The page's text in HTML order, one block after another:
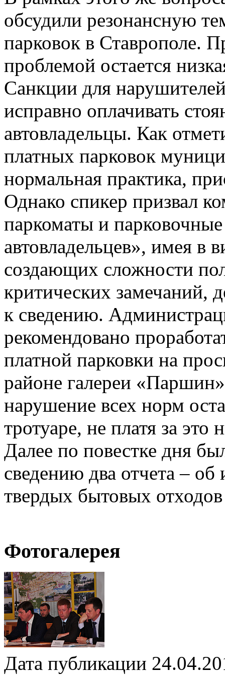
обсудили резонансную
парковок в Ставрополе.
проблемой остается
Санкции для
исправно оплачивать
автовладельцы. Как
платных парковок
нормальная практика,
Однако спикер призвал
паркоматы и
автовладельцев», имея в
создающих сложности
критических замечаний,
к сведению.
рекомендовано
платной парковки на
районе галереи
нарушение всех норм
тротуаре, не платя за это
Далее по повестке дня
сведению два отчета –
твердых бытовых
Фотогалерея
Дата публикации